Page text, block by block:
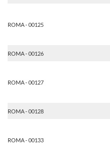
ROMA - 00125
ROMA - 00126
ROMA - 00127
ROMA - 00128
ROMA - 00133